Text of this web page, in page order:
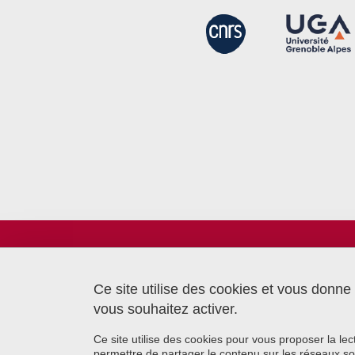
6 chemin Saint Ferjus
38700 La Tronche
Ce site utilise des cookies et vous
vous souhaitez activer.
Ce site utilise des cookies pour vous proposer la